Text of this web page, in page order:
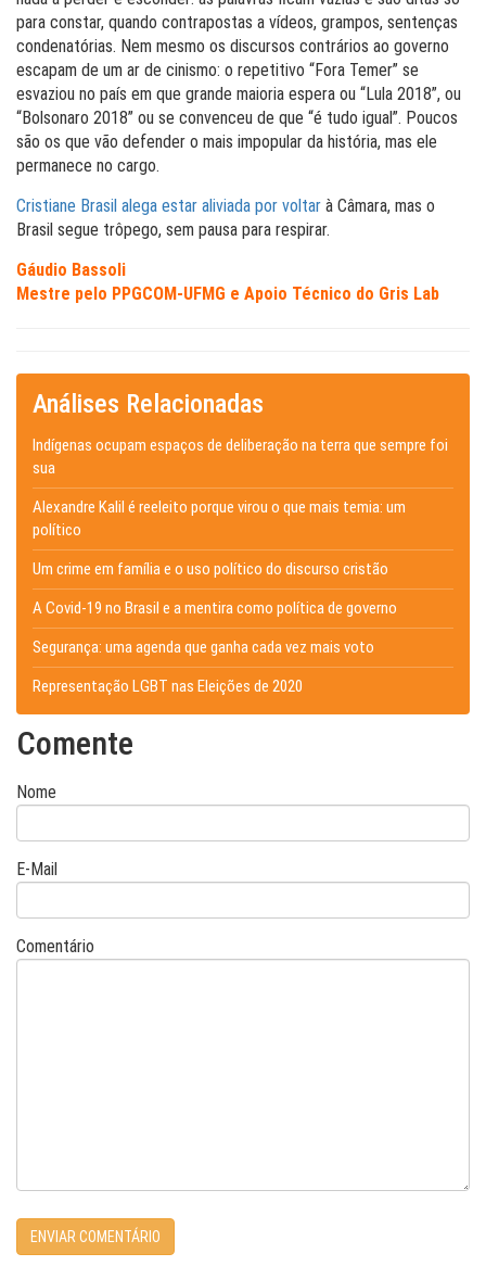
para constar, quando contrapostas a vídeos, grampos, sentenças
condenatórias. Nem mesmo os discursos contrários ao governo
escapam de um ar de cinismo: o repetitivo “Fora Temer” se
esvaziou no país em que grande maioria espera ou “Lula 2018”, ou
“Bolsonaro 2018” ou se convenceu de que “é tudo igual”. Poucos
são os que vão defender o mais impopular da história, mas ele
permanece no cargo.
Cristiane Brasil alega estar aliviada por voltar à Câmara, mas o
Brasil segue trôpego, sem pausa para respirar.
Gáudio Bassoli
Mestre pelo PPGCOM-UFMG e Apoio Técnico do Gris Lab
Análises Relacionadas
Indígenas ocupam espaços de deliberação na terra que sempre foi
sua
Alexandre Kalil é reeleito porque virou o que mais temia: um
político
Um crime em família e o uso político do discurso cristão
A Covid-19 no Brasil e a mentira como política de governo
Segurança: uma agenda que ganha cada vez mais voto
Representação LGBT nas Eleições de 2020
Comente
Nome
E-Mail
Comentário